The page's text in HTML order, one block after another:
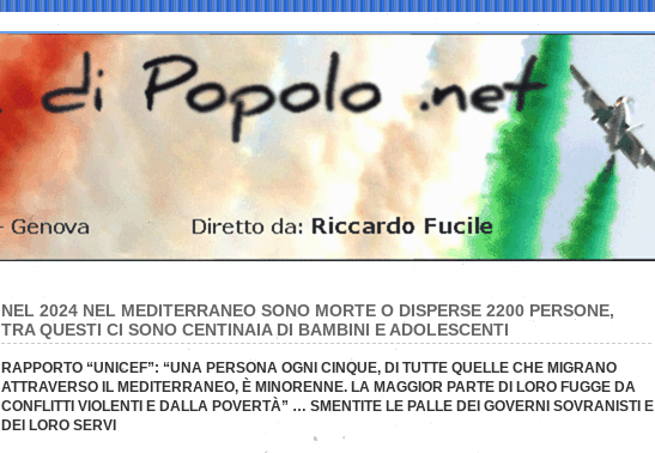
NEL 2024 NEL MEDITERRANEO SONO MORTE O DISPERSE 2200 PERSONE,
TRA QUESTI CI SONO CENTINAIA DI BAMBINI E ADOLESCENTI
RAPPORTO “UNICEF”: “UNA PERSONA OGNI CINQUE, DI TUTTE QUELLE CHE MIGRANO
ATTRAVERSO IL MEDITERRANEO, È MINORENNE. LA MAGGIOR PARTE DI LORO FUGGE DA
CONFLITTI VIOLENTI E DALLA POVERTÀ” … SMENTITE LE PALLE DEI GOVERNI SOVRANISTI E
DEI LORO SERVI